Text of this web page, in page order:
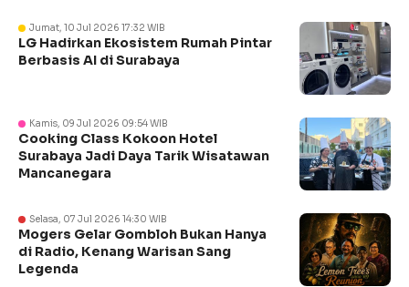
Jumat, 10 Jul 2026 17:32 WIB
LG Hadirkan Ekosistem Rumah Pintar
Berbasis AI di Surabaya
Kamis, 09 Jul 2026 09:54 WIB
Cooking Class Kokoon Hotel
Surabaya Jadi Daya Tarik Wisatawan
Mancanegara
Selasa, 07 Jul 2026 14:30 WIB
Mogers Gelar Gombloh Bukan Hanya
di Radio, Kenang Warisan Sang
Legenda